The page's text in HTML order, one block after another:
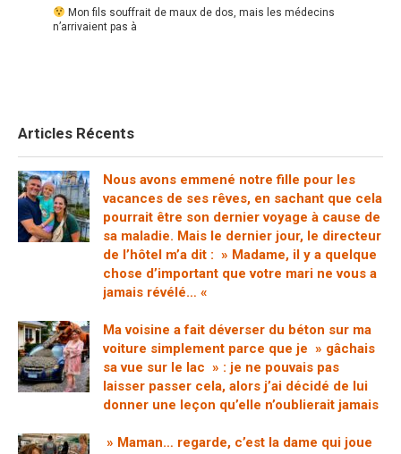
Mon fils souffrait de maux de dos, mais les médecins
n’arrivaient pas à
Articles Récents
Nous avons emmené notre fille pour les
vacances de ses rêves, en sachant que cela
pourrait être son dernier voyage à cause de
sa maladie. Mais le dernier jour, le directeur
de l’hôtel m’a dit : » Madame, il y a quelque
chose d’important que votre mari ne vous a
jamais révélé… «
Ma voisine a fait déverser du béton sur ma
voiture simplement parce que je » gâchais
sa vue sur le lac » : je ne pouvais pas
laisser passer cela, alors j’ai décidé de lui
donner une leçon qu’elle n’oublierait jamais
» Maman… regarde, c’est la dame qui joue